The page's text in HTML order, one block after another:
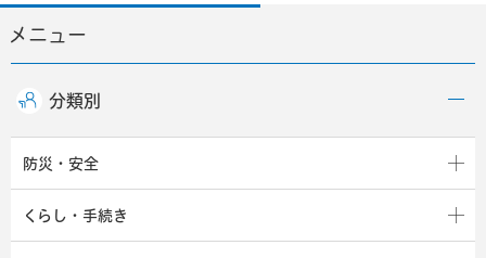
メニュー
分類別
防災・安全
くらし・手続き